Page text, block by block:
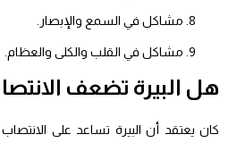
مشاكل في السمع والإبصار.
مشاكل في القلب والكلى والعظام.
هل البيرة تضعف
كان يعتقد أن البيرة تساعد على